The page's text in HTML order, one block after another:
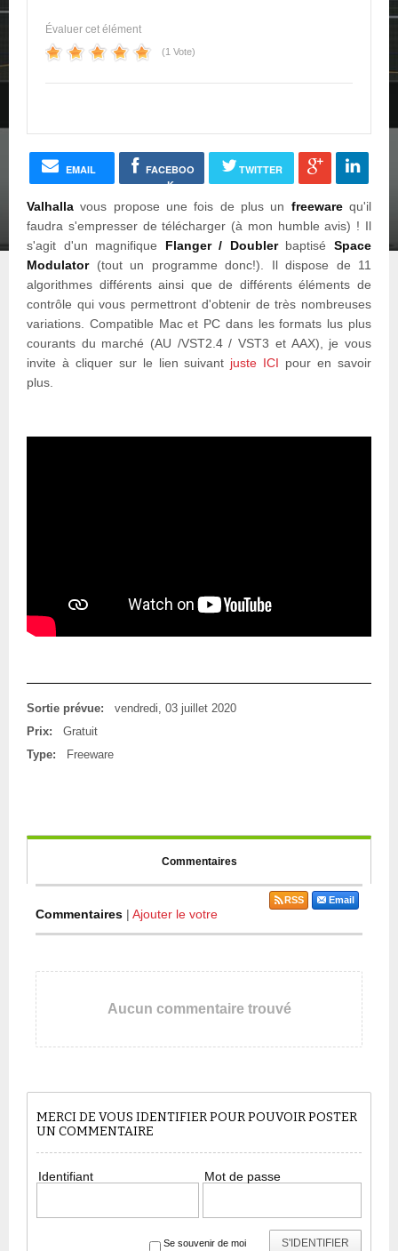
Évaluer cet élément
(1 Vote)
EMAIL
FACEBOO
K
TWITTER
Valhalla vous propose une fois de plus un freewarequ'il
faudra s'empresser de télécharger (à mon humble avis) ! Il
s'agit d'un magnifique Flanger / DoublerbaptiséSpace
Modulator(tout un programme donc!). Il dispose de 11
algorithmes différents ainsi que de différents éléments de
contrôle qui vous permettront d'obtenir de très nombreuses
variations. Compatible Mac et PC dans les formats lus plus
courants du marché (AU /VST2.4 / VST3 et AAX), je vous
invite à cliquer sur le lien suivant juste ICI pour en savoir
plus.
Sortie prévue:
vendredi, 03 juillet 2020
Prix:
Gratuit
Type:
Freeware
Commentaires
Commentaires | Ajouter le votre
Email
RSS
Aucun commentaire trouvé
MERCI DE VOUS IDENTIFIER POUR POUVOIR POSTER
UN COMMENTAIRE
Identifiant Mot de passe
S'IDENTIFIER
Se souvenir de moi